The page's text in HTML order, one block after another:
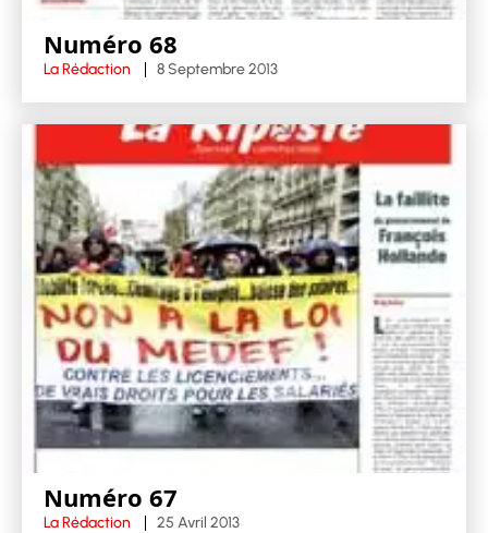
Numéro 68
La Rédaction 8 Septembre 2013
Numéro 67
La Rédaction 25 Avril 2013